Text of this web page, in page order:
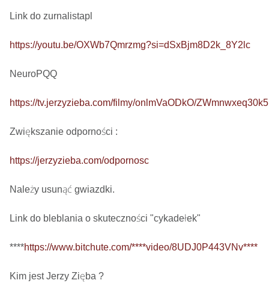
Link do zurnalistapl
https://youtu.be/OXWb7Qmrzmg?si=dSxBjm8D2k_8Y2lc
NeuroPQQ
https://tv.jerzyzieba.com/filmy/onlmVaODkO/
Zwiększanie odporności :
https://jerzyzieba.com/odpornosc
Należy usunąć gwiazdki.
Link do bleblania o skuteczności "cykadełek"
****https://www.bitchute.com/****video/8UDJ0P443VNv****
Kim jest Jerzy Zięba ?